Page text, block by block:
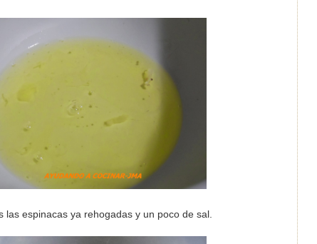
las espinacas ya rehogadas y un poco de sal.